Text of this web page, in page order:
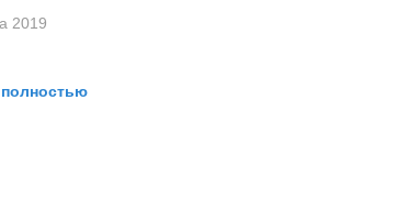
2019